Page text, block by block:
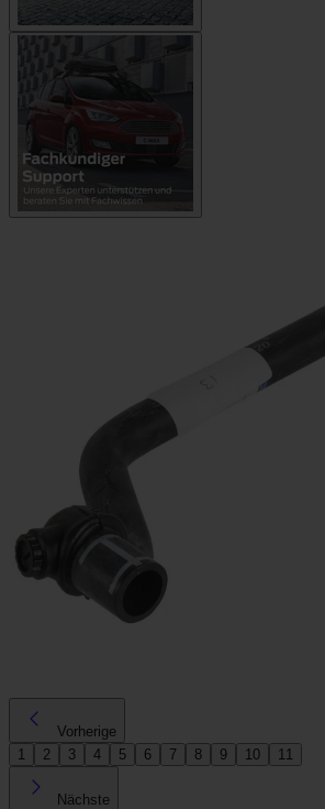
Vorherige
1
2 3 4 5 6 7 8 9 10 11
Nächste